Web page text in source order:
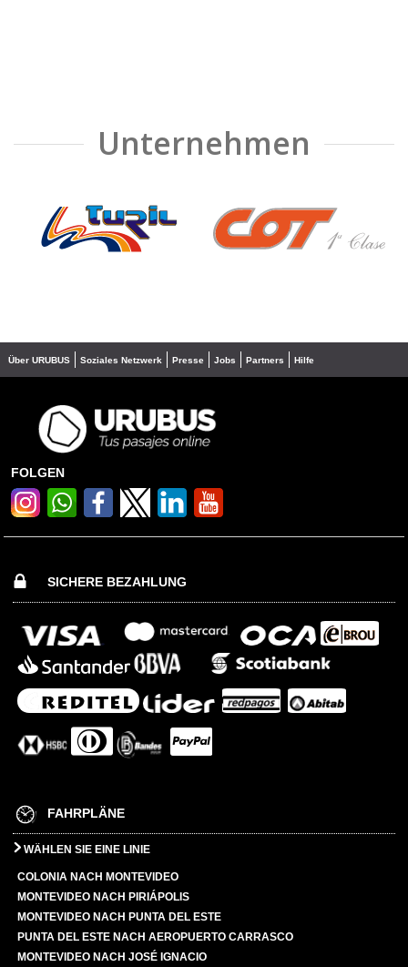
Unternehmen
❮ ❯
Über URUBUS Soziales Netzwerk Presse Jobs Partners Hilfe
FOLGEN
SICHERE BEZAHLUNG
FAHRPLÄNE
WÄHLEN SIE EINE LINIE
COLONIA NACH MONTEVIDEO
MONTEVIDEO NACH PIRIÁPOLIS
MONTEVIDEO NACH PUNTA DEL ESTE
PUNTA DEL ESTE NACH AEROPUERTO CARRASCO
MONTEVIDEO NACH JOSÉ IGNACIO